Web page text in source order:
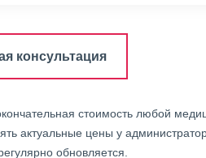
консультация
стоимость любой
актуальные цены у
обновляется.